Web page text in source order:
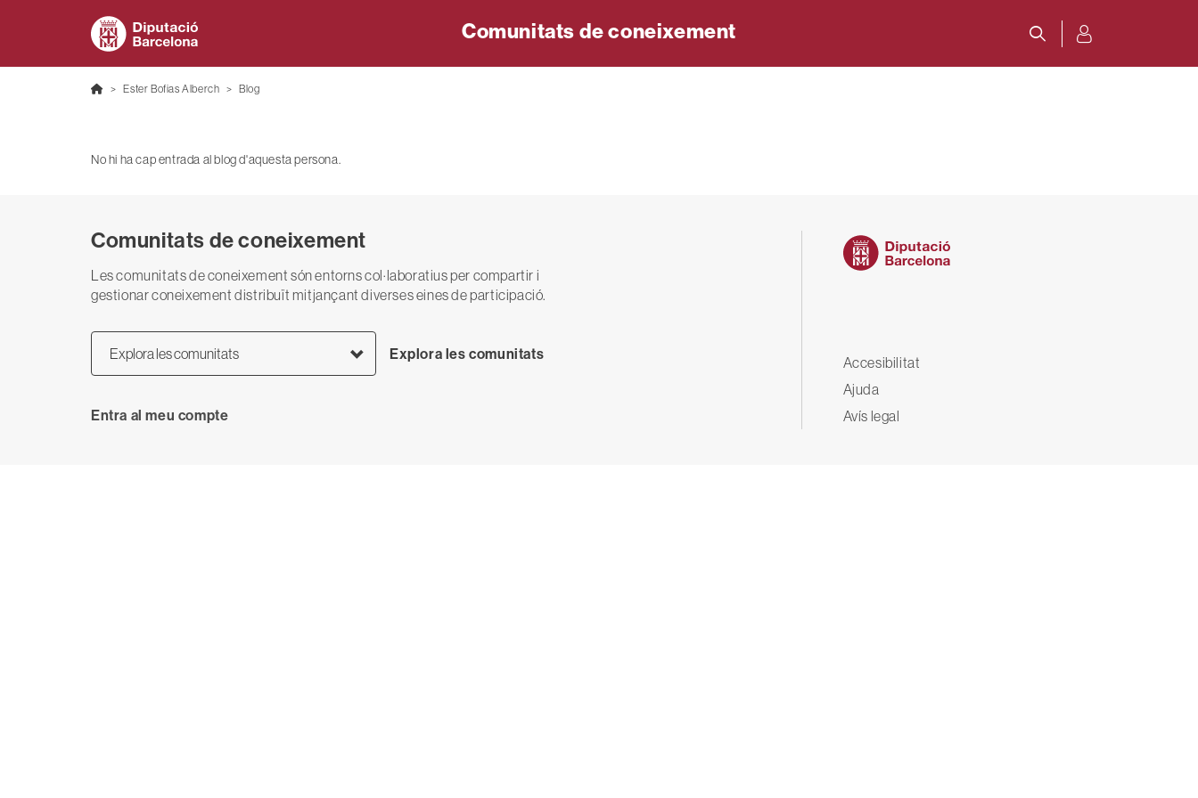
Comunitats de coneixement
Ester Bofias Alberch Blog
No hi ha cap entrada al blog d'aquesta persona.
Comunitats de coneixement
Les comunitats de coneixement són entorns col·laboratius per compartir i
gestionar coneixement distribuït mitjançant diverses eines de participació.
Explora les comunitats Explora les comunitats
User
Entra al meu compte
Peu
Accesibilitat
Ajuda
Avís legal